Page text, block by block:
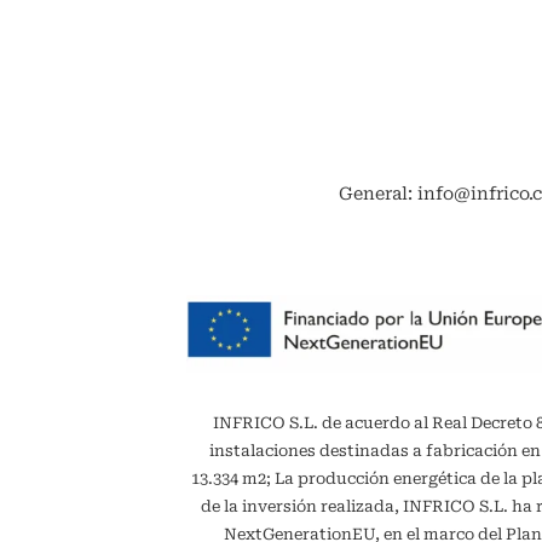
General:
INFRICO S.L. de acuerdo al Real
instalaciones destinadas a fabricación
13.334 m2; La producción energética de la
de la inversión realizada, INFRICO S.L.
NextGenerationEU, en el marco del